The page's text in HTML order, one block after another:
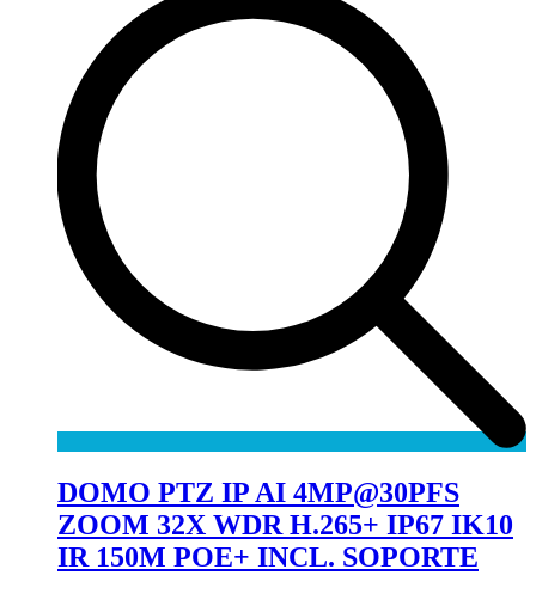
DOMO PTZ IP AI 4MP@30PFS
ZOOM 32X WDR H.265+ IP67 IK10
IR 150M POE+ INCL. SOPORTE